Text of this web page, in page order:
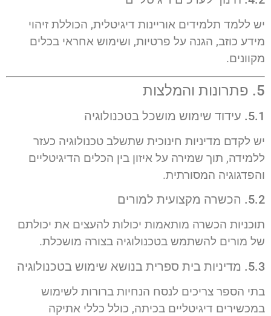
יש ללמד תלמידים אוריינות דיגיטלית, הכוללת זיהוי
מידע כוזב, הגנה על פרטיות, ושימוש אחראי בכלים
מקוונים.
5. פתרונות והמלצות
5.1. עידוד שימוש מושכל בטכנולוגיה
יש לקדם מדיניות חינוכית שתשלב טכנולוגיה כעזר
ללמידה, תוך שמירה על איזון בין הכלים הדיגיטליים
והפדגוגיה המסורתית.
5.2. הכשרה מקצועית למורים
תוכניות הכשרה מותאמות יכולות להעצים את יכולתם
של מורים להשתמש בטכנולוגיה בצורה מושכלת.
5.3. מדיניות בית ספרית בנושא שימוש בטכנולוגיה
בתי הספר צריכים לנסח הנחיות ברורות לשימוש
במכשירים דיגיטליים בכיתה, כולל כללי אתיקה